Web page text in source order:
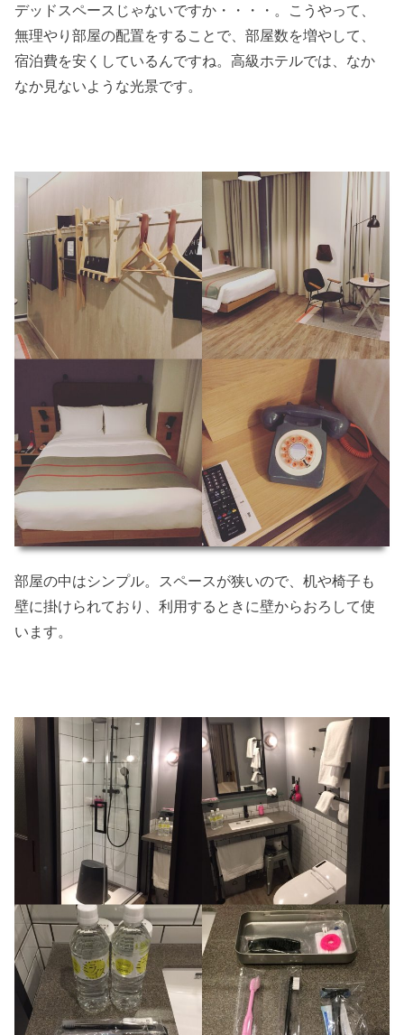
デッドスペースじゃないですか・・・・。こうやって、
無理やり部屋の配置をすることで、部屋数を増やして、
宿泊費を安くしているんですね。高級ホテルでは、なか
なか見ないような光景です。
部屋の中はシンプル。スペースが狭いので、机や椅子も
壁に掛けられており、利用するときに壁からおろして使
います。